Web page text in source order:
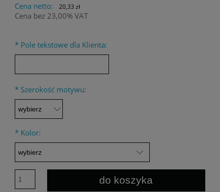
Cena netto:
20,33 zł
Cena bez 23,00% VAT
* Pole tekstowe dla Klienta:
* Szerokość motywu:
* Kolor:
do koszyka